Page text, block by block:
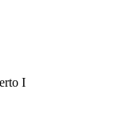
I